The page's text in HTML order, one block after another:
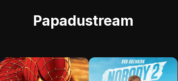
Papadustream